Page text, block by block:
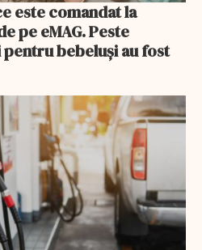
este comandat la
pe eMAG. Peste
bebeluși au fost